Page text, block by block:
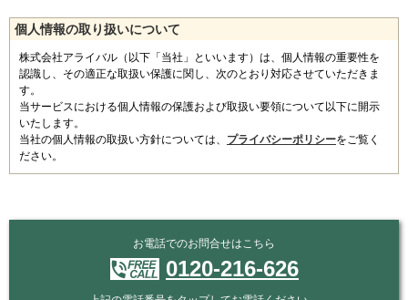
個人情報の取り扱いについて
株式会社アライバル（以下「当社」といいます）は、個人情報の重要性を
認識し、その適正な取扱い保護に関し、次のとおり対応させていただきま
す。
当サービスにおける個人情報の保護および取扱い要領について以下に開示
いたします。
当社の個人情報の取扱い方針については、 プライバシーポリシーをご覧く
ださい。
お電話でのお問合せはこちら
0120-216-626